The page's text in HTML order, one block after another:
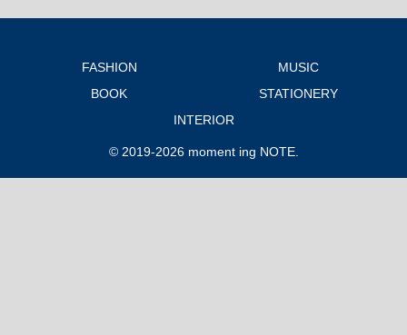
FASHION
MUSIC
BOOK
STATIONERY
INTERIOR
© 2019-2026 moment ing NOTE.